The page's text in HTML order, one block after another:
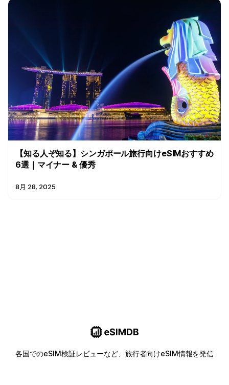
【知る人ぞ知る】シンガポール旅行向けeSIMおすすめ
6選｜マイナー & 優秀
8月 28, 2025
各国でのeSIM検証レビューなど、旅行者向けeSIM情報を発信